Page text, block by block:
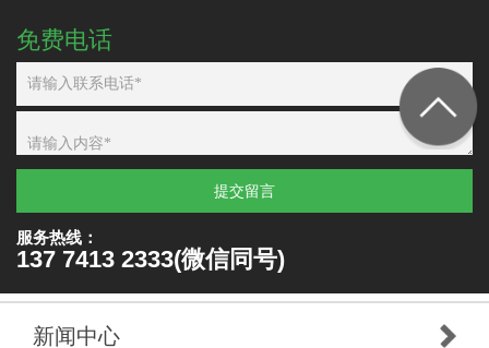
免费电话
提交留言
服务热线：
137 7413 2333(微信同号)
新闻中心